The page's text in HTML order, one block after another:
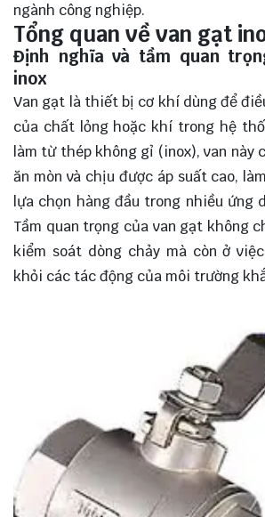
ngành công nghiệp.
Tổng quan về van gạt
Định nghĩa và tầm quan
inox
Van gạt là thiết bị cơ khí dùng để
của chất lỏng hoặc khí trong hệ
làm từ thép không gỉ (inox), van này
ăn mòn và chịu được áp suất cao,
lựa chọn hàng đầu trong nhiều ứng
Tầm quan trọng của van gạt không
kiểm soát dòng chảy mà còn ở
khỏi các tác động của môi trường